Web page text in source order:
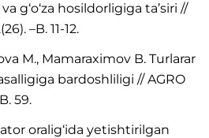
g‘o‘za hosildorligiga ta’siri //
–B. 11-12.
M., Mamaraximov B. Turlarar
bardoshliligi // AGRO
59.
oralig‘ida yetishtirilgan